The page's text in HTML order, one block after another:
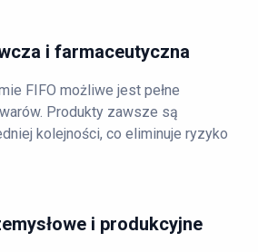
i farmaceutyczna
FIFO możliwe jest pełne
Produkty zawsze są
kolejności, co eliminuje ryzyko
i produkcyjne